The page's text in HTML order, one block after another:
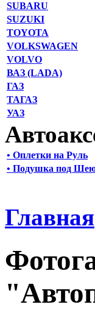
SUBARU
SUZUKI
TOYOTA
VOLKSWAGEN
VOLVO
ВАЗ (LADA)
ГАЗ
ТАГАЗ
УАЗ
• Оплетки на Руль
• Подушка под
Главная